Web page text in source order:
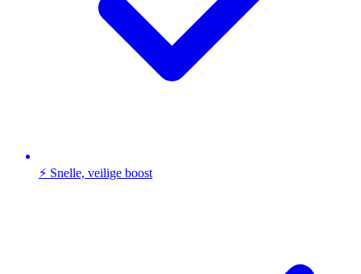
⚡ Snelle, veilige boost